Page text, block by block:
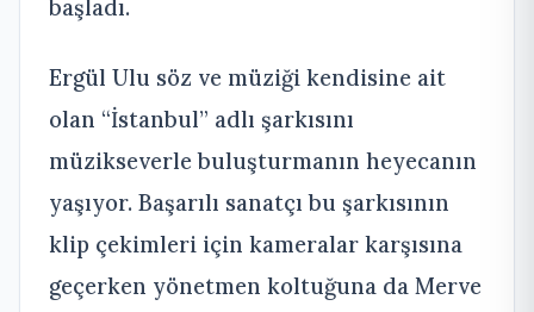
başladı.
Ergül Ulu söz ve müziği kendisine ait
olan “İstanbul” adlı şarkısını
müzikseverle buluşturmanın heyecanın
yaşıyor. Başarılı sanatçı bu şarkısının
klip çekimleri için kameralar karşısına
geçerken yönetmen koltuğuna da Merve